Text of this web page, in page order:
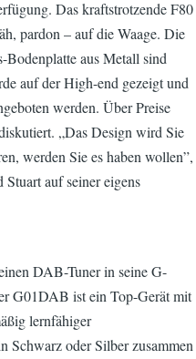
Das kraftstrotzende F80
pardon – auf die Waage. Die
Bodenplatte aus Metall sind
auf der High-end gezeigt und
werden. Über Preise
„Das Design wird Sie
werden Sie es haben wollen”,
auf seiner eigens
DAB-Tuner in seine G-
G01DAB ist ein Top-Gerät mit
lernfähiger
Schwarz oder Silber zusammen